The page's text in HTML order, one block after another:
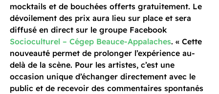
mocktails et de bouchées offerts gratuitement. Le
dévoilement des prix aura lieu sur place et sera
diffusé en direct sur le groupe Facebook
Socioculturel – Cégep Beauce-Appalaches. « Cette
nouveauté permet de prolonger l’expérience au-
delà de la scène. Pour les artistes, c’est une
occasion unique d’échanger directement avec le
public et de recevoir des commentaires spontanés